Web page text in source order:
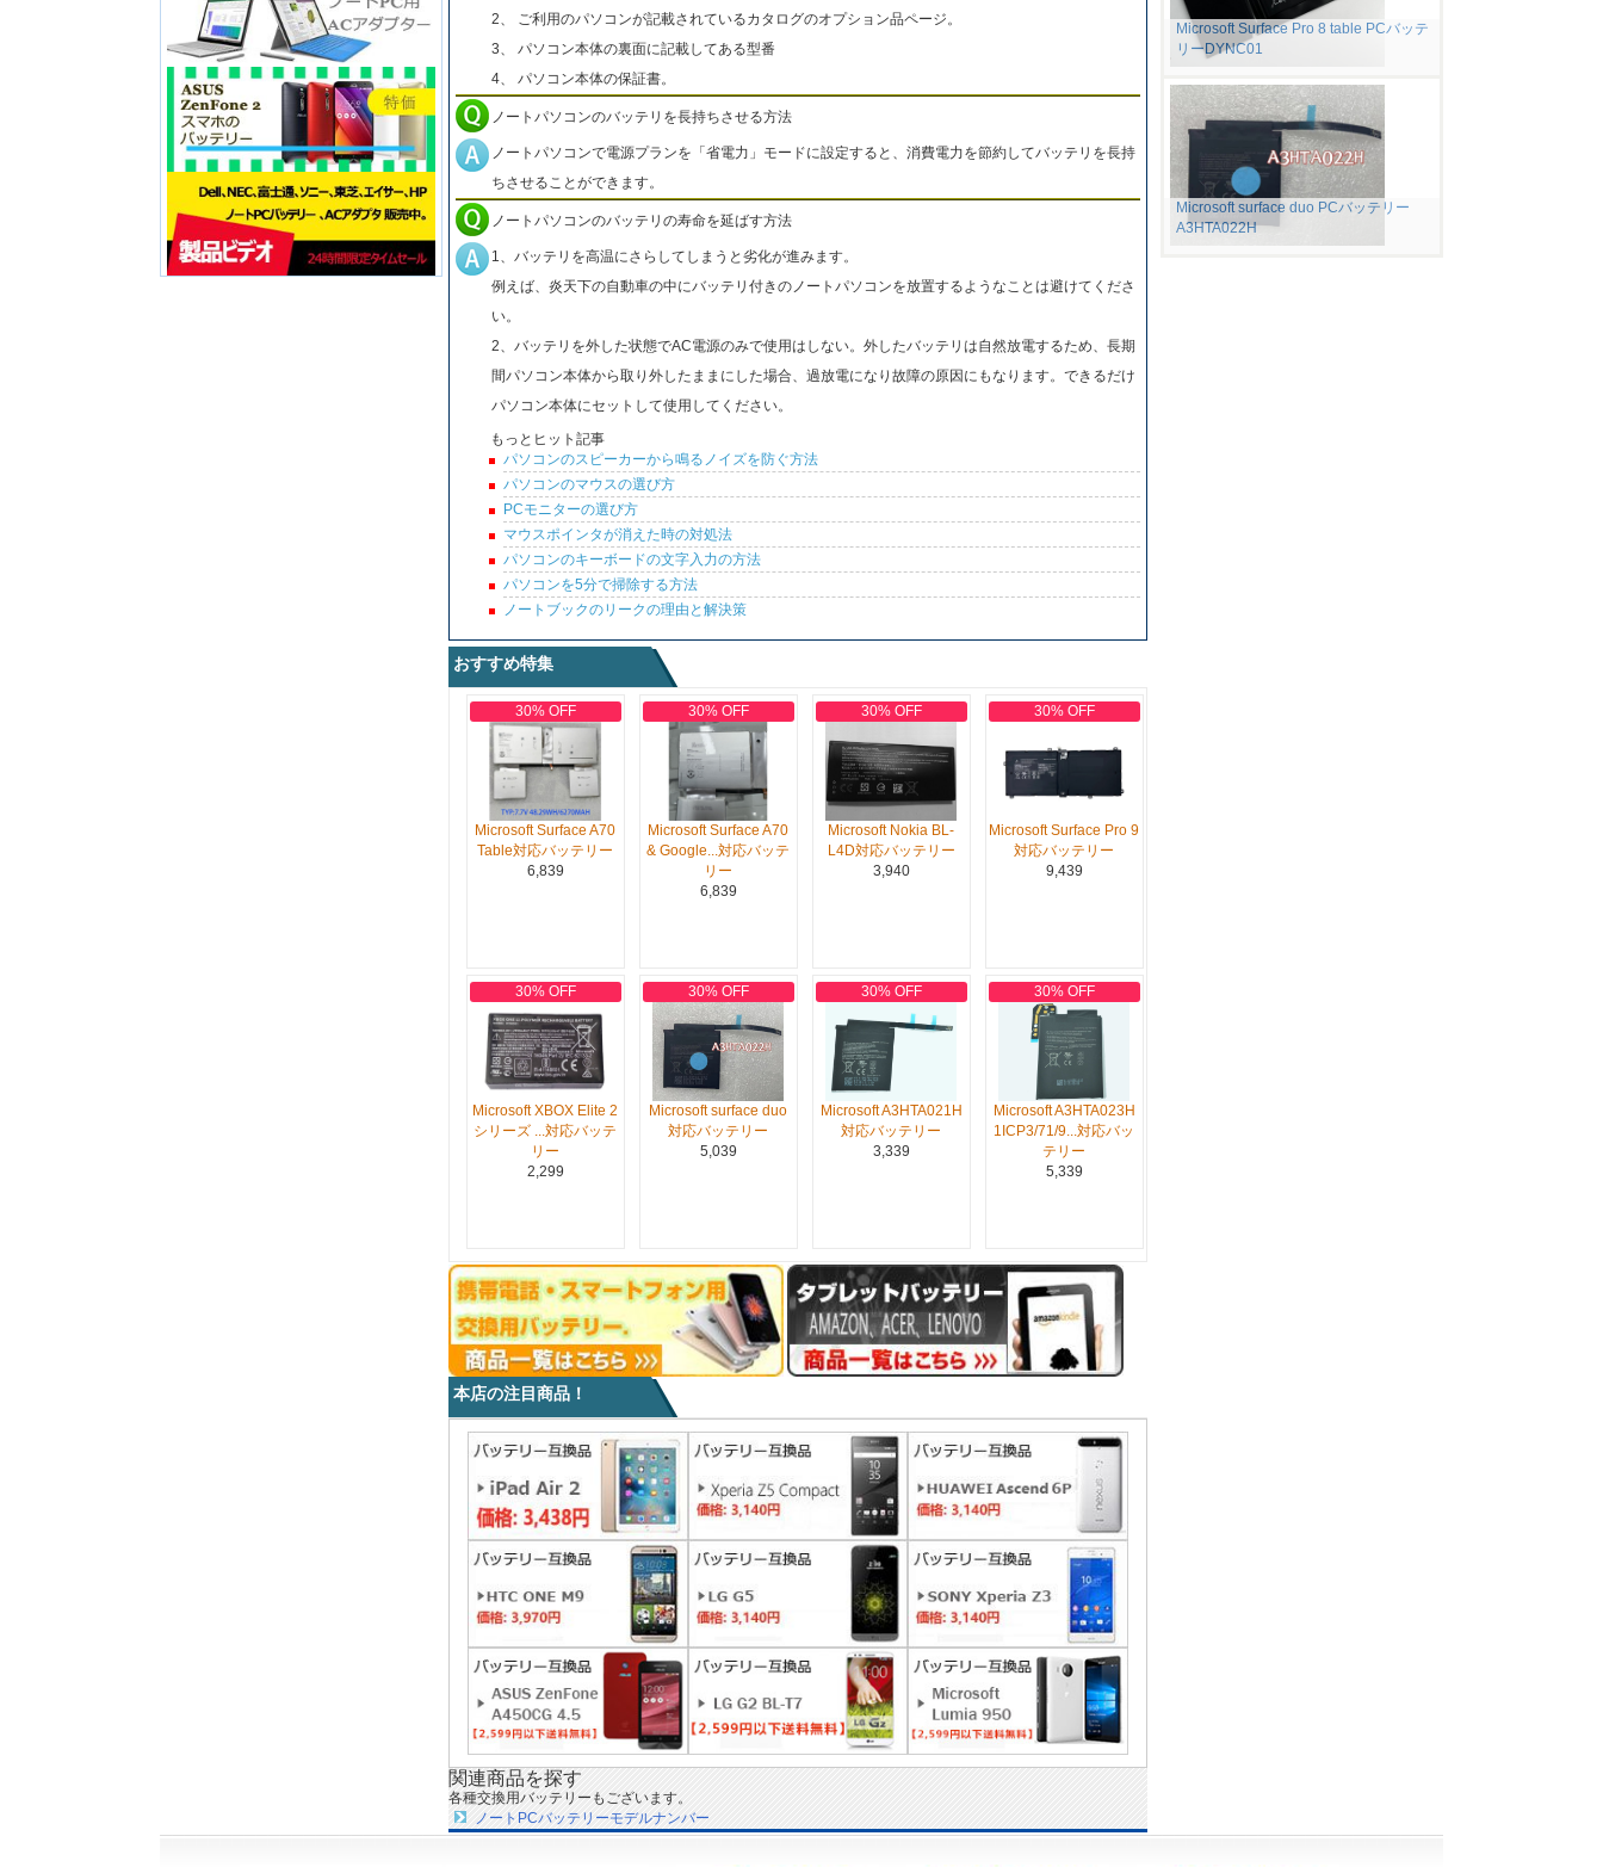
2、 ご利用のパソコンが記載されているカタログのオプション品ページ。
3、 パソコン本体の裏面に記載してある型番
4、 パソコン本体の保証書。
ノートパソコンのバッテリを長持ちさせる方法
ノートパソコンで電源プランを「省電力」モードに設定すると、消費電力を節約してバッテリを長持
ちさせることができます。
ノートパソコンのバッテリの寿命を延ばす方法
1、バッテリを高温にさらしてしまうと劣化が進みます。
例えば、炎天下の自動車の中にバッテリ付きのノートパソコンを放置するようなことは避けてくださ
い。
2、バッテリを外した状態でAC電源のみで使用はしない。外したバッテリは自然放電するため、長期
間パソコン本体から取り外したままにした場合、過放電になり故障の原因にもなります。できるだけ
パソコン本体にセットして使用してください。
もっとヒット記事
パソコンのスピーカーから鳴るノイズを防ぐ方法
パソコンのマウスの選び方
PCモニターの選び方
マウスポインタが消えた時の対処法
パソコンのキーボードの文字入力の方法
パソコンを5分で掃除する方法
ノートブックのリークの理由と解決策
おすすめ特集
30% OFF
Microsoft Surface A70
Table対応バッテリー
6,839
30% OFF
Microsoft Surface A70
& Google...対応バッテ
リー
6,839
30% OFF
Microsoft Nokia BL-
L4D対応バッテリー
3,940
30% OFF
Microsoft Surface Pro 9
対応バッテリー
9,439
30% OFF
Microsoft XBOX Elite 2
シリーズ ...対応バッテ
リー
2,299
30% OFF
Microsoft surface duo
対応バッテリー
5,039
30% OFF
Microsoft A3HTA021H
対応バッテリー
3,339
30% OFF
Microsoft A3HTA023H
1ICP3/71/9...対応バッ
テリー
5,339
本店の注目商品！
関連商品を探す
各種交換用バッテリーもございます。
ノートPCバッテリーモデルナンバー
Microsoft Surface Pro 8 table PCバッテ
リーDYNC01
Microsoft surface duo PCバッテリー
A3HTA022H